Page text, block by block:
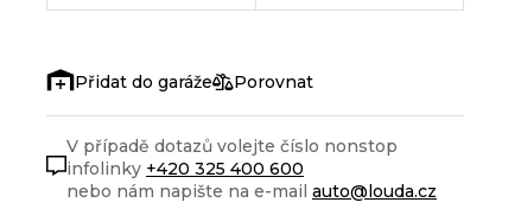
Porovnat
V případě dotazů volejte číslo nonstop
infolinky +420 325 400 600
nebo nám napište na e-mail auto@louda.cz